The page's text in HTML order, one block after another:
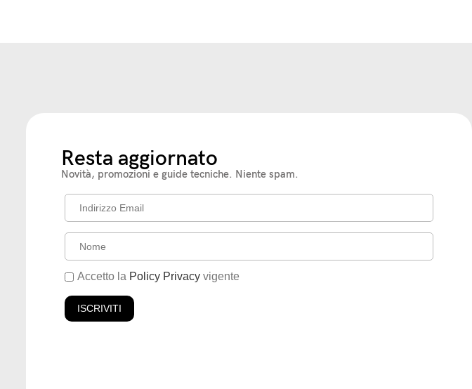
Resta aggiornato
Novità, promozioni e guide tecniche. Niente spam.
Accetto la Policy Privacy vigente